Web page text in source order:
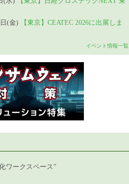
(金)
【東京】CEATEC 2026に出展しま
イベント情報一覧
ワークスペース”